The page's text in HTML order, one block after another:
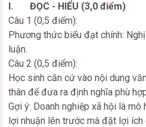
I. ĐỌC - HIỂU (3,0 điểm)
Câu 1 (0,5 điểm):
Phương thức biểu đạt chính:
luận.
Câu 2 (0,5 điểm):
Học sinh căn cứ vào nội dung
thân để đưa ra định nghĩa phù
Gợi ý: Doanh nghiệp xã hội là
lợi nhuận lên trước mà đặt lợi ích